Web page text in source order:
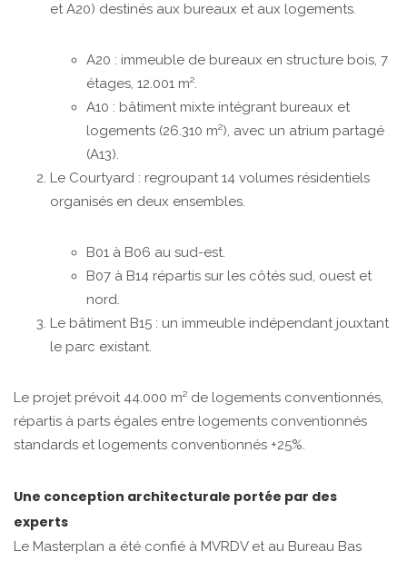
et A20) destinés aux bureaux et aux logements.
A20 : immeuble de bureaux en structure bois, 7
étages, 12.001 m².
A10 : bâtiment mixte intégrant bureaux et
logements (26.310 m²), avec un atrium partagé
(A13).
Le Courtyard : regroupant 14 volumes résidentiels
organisés en deux ensembles.
B01 à B06 au sud-est.
B07 à B14 répartis sur les côtés sud, ouest et
nord.
Le bâtiment B15 : un immeuble indépendant jouxtant
le parc existant.
Le projet prévoit 44.000 m² de logements conventionnés,
répartis à parts égales entre logements conventionnés
standards et logements conventionnés +25%.
Une conception architecturale portée par des
experts
Le Masterplan a été confié à MVRDV et au Bureau Bas